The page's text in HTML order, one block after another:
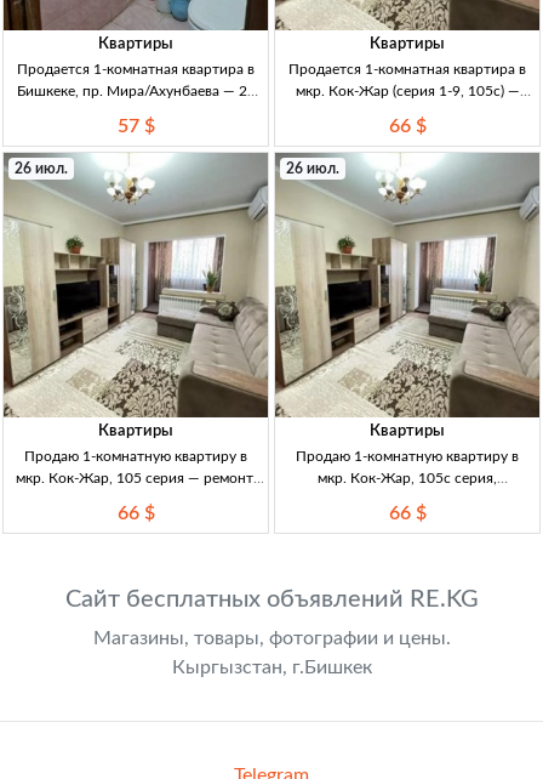
Квартиры
Продается 1-комнатная квартира в
Бишкеке, пр. Мира/Ахунбаева — 29
кирпич (хрущевка), 3/3 эт., с
ремонтом, Бишкек, пр. Мира/
Ахунбаева
57 $
Квартиры
Продается 1-комнатная квартира в
мкр. Кок-Жар (серия 1-9, 105с) —
Бишкек 1кв, Бишкек, мкр Кок-Жар;
35м², 1эт. Серия 1-9 105с; угловая,
утеплённая; лоджия застекл.+утепл.
(из
66 $
26 июл.
Квартиры
Продаю 1-комнатную квартиру в
мкр. Кок-Жар, 105 серия — ремонт,
35 м² 1кв, Бишкеκ, мкр Кок-Жар, 105
66 $
26 июл.
Квартиры
Продаю 1-комнатную квартиру в
мкр. Кок-Жар, 105с серия,
35 м² 1кв, Бишкек, мкр Кок-Жар. 35
66 $
Сайт бесплатных объявлений RE.KG
Магазины, товары, фотографии и цены.
Кыргызстан, г.Бишкек